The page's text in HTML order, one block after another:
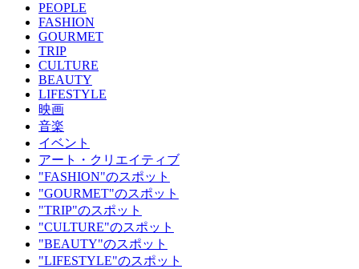
PEOPLE
FASHION
GOURMET
TRIP
CULTURE
BEAUTY
LIFESTYLE
映画
音楽
イベント
アート・クリエイティブ
"FASHION"のスポット
"GOURMET"のスポット
"TRIP"のスポット
"CULTURE"のスポット
"BEAUTY"のスポット
"LIFESTYLE"のスポット